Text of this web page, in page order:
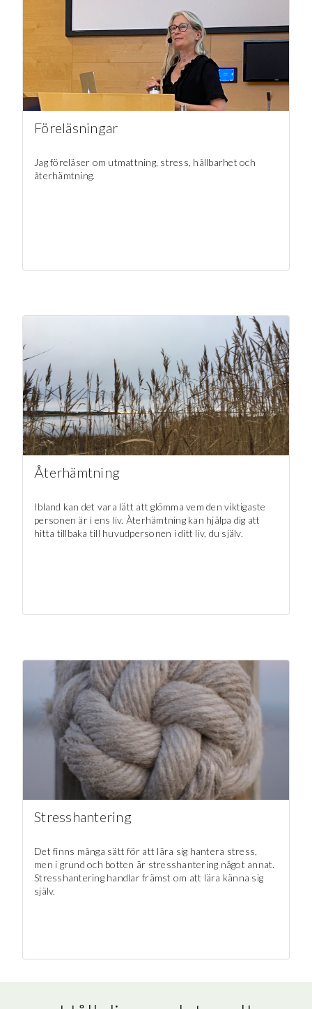
Föreläsningar
Jag föreläser om utmattning, stress, hållbarhet och
återhämtning.
Återhämtning
Ibland kan det vara lätt att glömma vem den viktigaste
personen är i ens liv. Återhämtning kan hjälpa dig att
hitta tillbaka till huvudpersonen i ditt liv, du själv.
Stresshantering
Det finns många sätt för att lära sig hantera stress,
men i grund och botten är stresshantering något annat.
Stresshantering handlar främst om att lära känna sig
själv.